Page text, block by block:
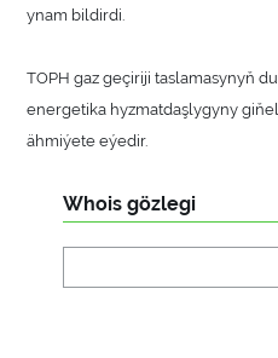
ynam bildirdi.
TOPH gaz geçiriji taslamasynyň
energetika hyzmatdaşlygyny
ähmiýete eýedir.
Whois gözlegi